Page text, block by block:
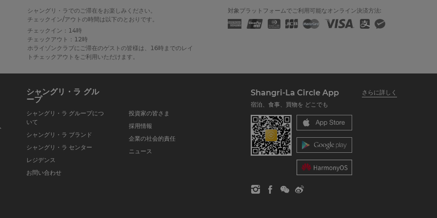
シャングリ・ラでのご滞在をお楽しみください。
チェックイン/アウトの時間は以下のとおりです。
チェックイン：14時
チェックアウト：12時
ホライゾンクラブにご滞在のゲストの皆様は、16時までのレイ
トチェックアウトをご利用いただけます。
対象プラットフォームでご利用可能なオンライン決済方法:
シャングリ・ラ グル
ープ
シャングリ・ラ グループにつ
いて
シャングリ・ラ ブランド
シャングリ・ラ センター
レジデンス
お問い合わせ
投資家の皆さま
採用情報
企業の社会的責任
ニュース
Shangri-La Circle App
さらに詳しく
宿泊、食事、買物を どこでも